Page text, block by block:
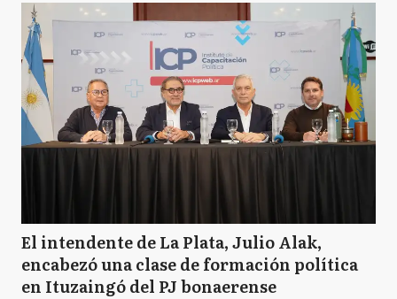
El intendente de La Plata, Julio Alak,
encabezó una clase de formación política
en Ituzaingó del PJ bonaerense